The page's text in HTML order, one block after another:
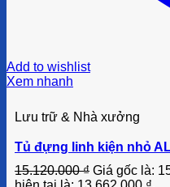
Add to wishlist
Xem nhanh
Lưu trữ & Nhà xưởng
Tủ đựng linh kiện nhỏ
15.120.000₫ Giá gốc là: